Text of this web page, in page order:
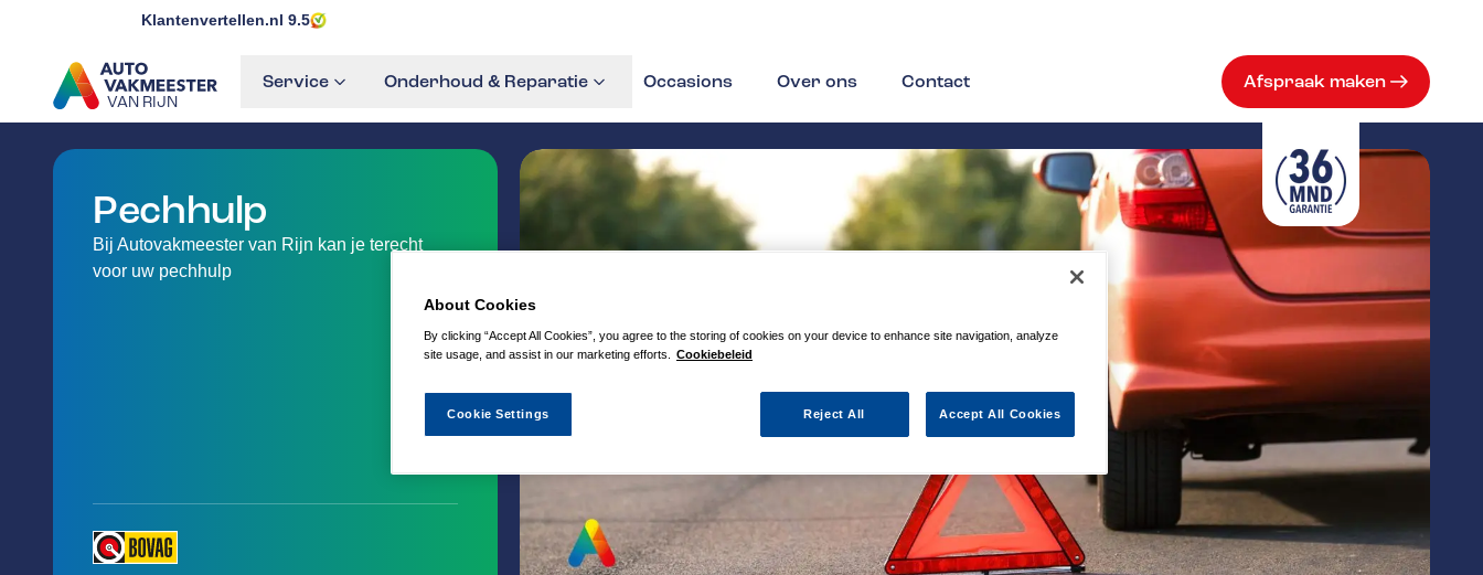
Klantenvertellen.nl 9.5
VAN RIJN
GA NAAR DE HOMEPAGINA
Service Onderhoud & Reparatie Occasions Over ons Contact Afspraak maken
Pechhulp
Bij Autovakmeester van Rijn kan je terecht
voor uw pechhulp
About Cookies
By clicking “Accept All Cookies”, you agree to the storing of cookies on your device to enhance site navigation, analyze
site usage, and assist in our marketing efforts.
Cookiebeleid
Reject All Accept All Cookies
Cookie Settings